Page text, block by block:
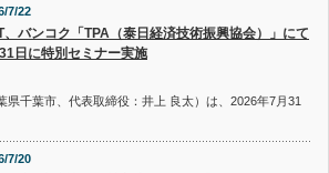
7/22
、バンコク「TPA（泰日経済技術振興協会）」にて
日に特別セミナー実施
千葉市、代表取締役：井上 良太）は、2026年7月31
7/20